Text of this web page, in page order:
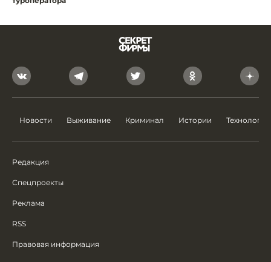
Новости Выживание Криминал Истории Технологии
Редакция
Спецпроекты
Реклама
RSS
Правовая информация